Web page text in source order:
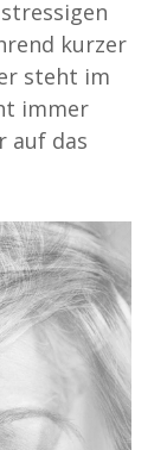
kurzer
steht im
immer
auf das